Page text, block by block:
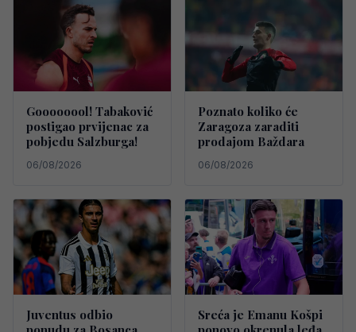
Goooooool! Tabaković
postigao prvijenac za
pobjedu Salzburga!
06/08/2026
Poznato koliko će
Zaragoza zaraditi
prodajom Baždara
06/08/2026
Juventus odbio
Sreća je Emanu Košpi